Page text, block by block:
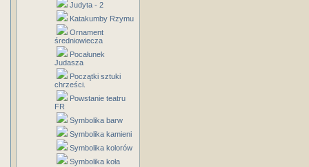
Judyta - 2
Katakumby Rzymu
Ornament
średniowiecza
Pocałunek
Judasza
Początki sztuki
chrześci.
Powstanie teatru
FR
Symbolika barw
Symbolika kamieni
Symbolika kolorów
Symbolika koła